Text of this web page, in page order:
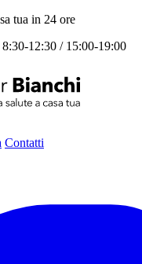
tua in 24 ore
12:30 / 15:00-19:00
Contatti